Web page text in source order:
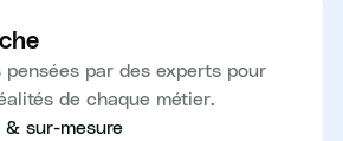
pensées par des experts pour
de chaque métier.
& sur-mesure